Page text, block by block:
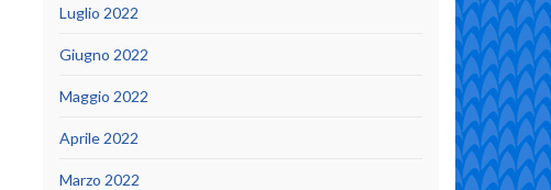
Luglio 2022
Giugno 2022
Maggio 2022
Aprile 2022
Marzo 2022